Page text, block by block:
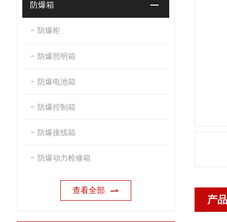
防爆箱
防爆柜
防爆照明箱
防爆电池箱
防爆控制箱
防爆接线箱
防爆动力检修箱
查看全部
产